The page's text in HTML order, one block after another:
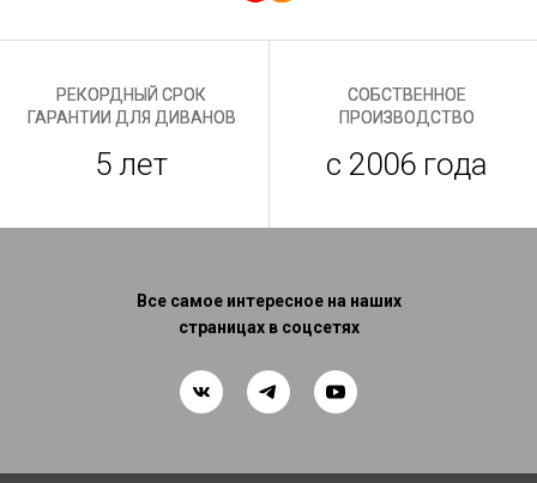
РЕКОРДНЫЙ СРОК
ГАРАНТИИ ДЛЯ ДИВАНОВ
5 лет
СОБСТВЕННОЕ
ПРОИЗВОДСТВО
с 2006 года
Все самое интересное на наших
страницах в соцсетях